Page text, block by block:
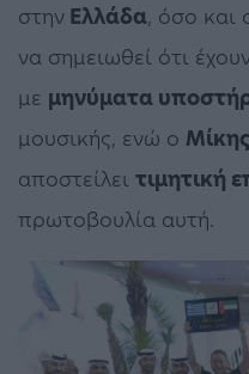
στην Ελλάδα, όσο και
να σημειωθεί ότι
με μηνύματα
μουσικής, ενώ ο
αποστείλει τιμητική
πρωτοβουλία αυτή.